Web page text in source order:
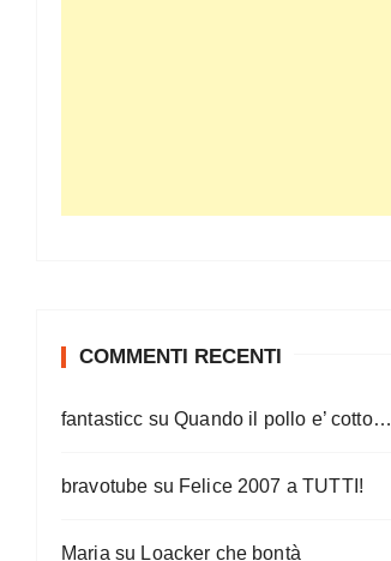
COMMENTI RECENTI
fantasticc suQuando il pollo e’ cotto…
bravotube su Felice 2007 a TUTTI!
Maria su Loacker che bontà